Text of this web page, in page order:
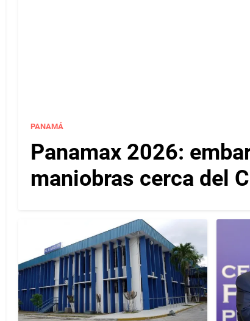
PANAMÁ
Panamax 2026:
maniobras cerca del